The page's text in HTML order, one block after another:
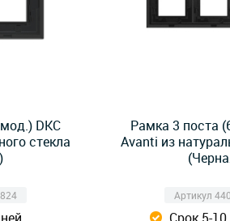
DKC
стекла
Рамка 3 поста
Avanti из
Артикул